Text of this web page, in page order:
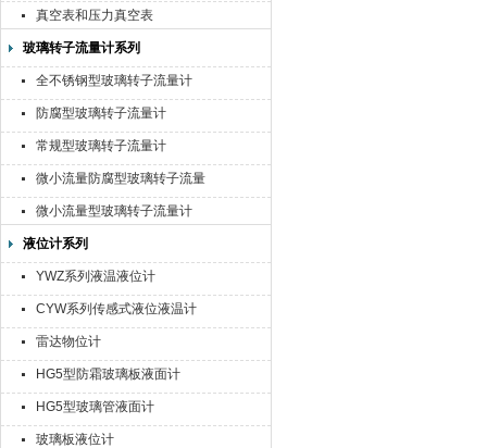
真空表和压力真空表
玻璃转子流量计系列
全不锈钢型玻璃转子流量计
防腐型玻璃转子流量计
常规型玻璃转子流量计
微小流量防腐型玻璃转子流量
计
微小流量型玻璃转子流量计
液位计系列
YWZ系列液温液位计
CYW系列传感式液位液温计
雷达物位计
HG5型防霜玻璃板液面计
HG5型玻璃管液面计
玻璃板液位计